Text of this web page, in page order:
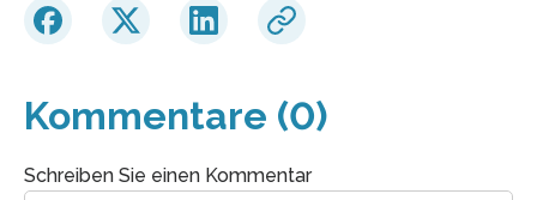
Kommentare (0)
Schreiben Sie einen Kommentar